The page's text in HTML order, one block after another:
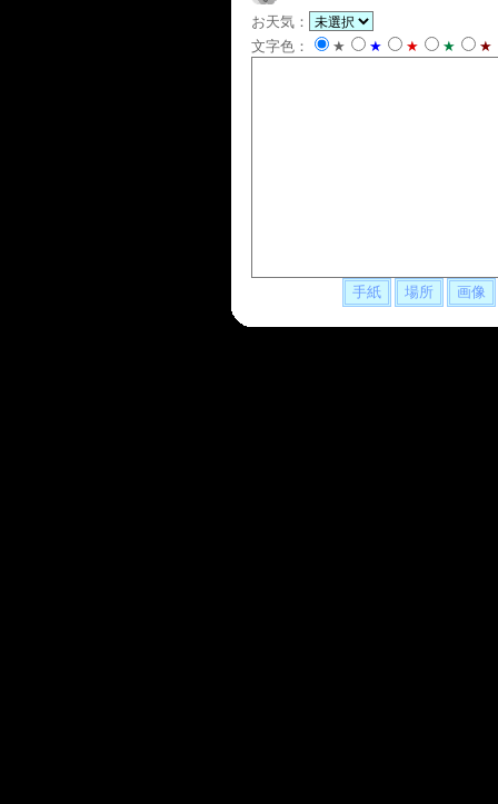
お天気：
文字色：
★ ★ ★ ★ ★